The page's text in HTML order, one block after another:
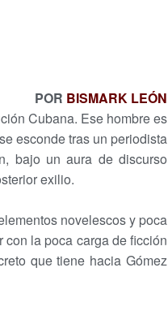
POR BISMARK LEÓN
Cubana. Ese hombre es
esconde tras un periodista
bajo un aura de discurso
exilio.
novelescos y poca
la poca carga de ficción
que tiene hacia Gómez